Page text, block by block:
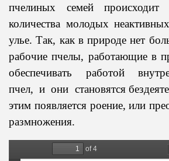
Письмо президенту
Отдел работ
пчелиных семей происходит
количества молодых
улье. Так, как в природе нет
рабочие пчелы, работающие в
обеспечивать работой
пчел, и они становятся
этим появляется роение, или
размножения.